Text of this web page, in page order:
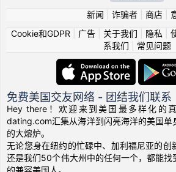
新闻 诈骗者| 商店|
Cookie和GDPR
广告| 关于我们 隐私
系我们
常见问题
免费美国交友网络 - 团结我们联系
Hey there！欢迎来到美国最多样化的
dating.com汇集从海洋到闪亮海洋的美国单
的大熔炉。
无论您身在纽约的忙碌中、加利福尼亚的创
还是我们50个伟大州中的任何一个，都能找
的兼容美国人。